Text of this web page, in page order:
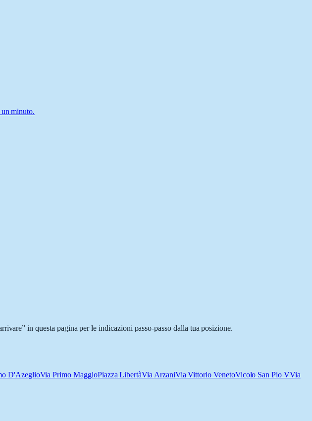
minuto.
in questa pagina per le indicazioni passo-passo dalla tua posizione.
D'AzeglioVia Primo MaggioPiazza LibertàVia ArzaniVia Vittorio VenetoVicolo San Pio VVia